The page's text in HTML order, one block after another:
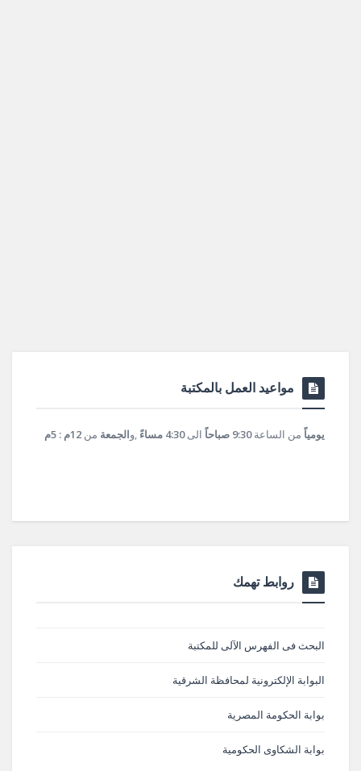
مواعيد العمل بالمكتبة
يومياً من الساعة9:30 صباحاً الى4:30 مساءً ,والجمعة من 12م : 5م
روابط تهمك
البحث فى الفهرس الآلى للمكتبة
البوابة الإلكترونية لمحافظة الشرقية
بوابة الحكومة المصرية
بوابة الشكاوى الحكومية